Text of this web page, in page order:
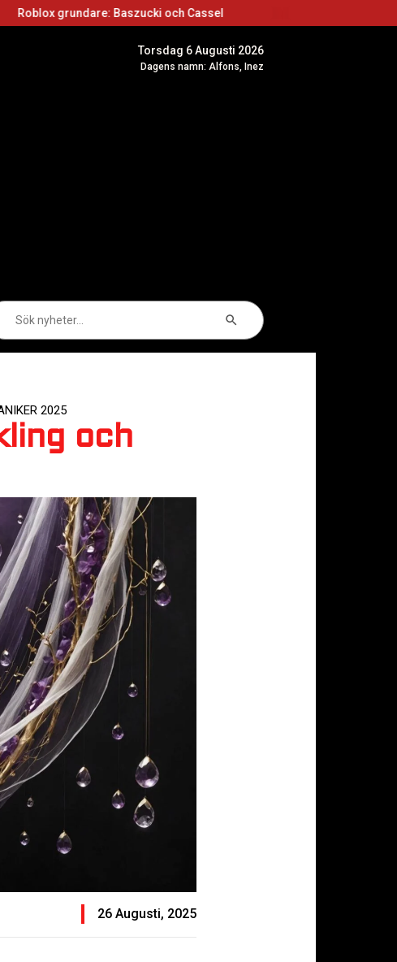
Baszucki och Cassel
Torsdag 6 Augusti 2026
Dagens namn: Alfons, Inez
efter:
Sökknapp
2025
och
26 Augusti, 2025